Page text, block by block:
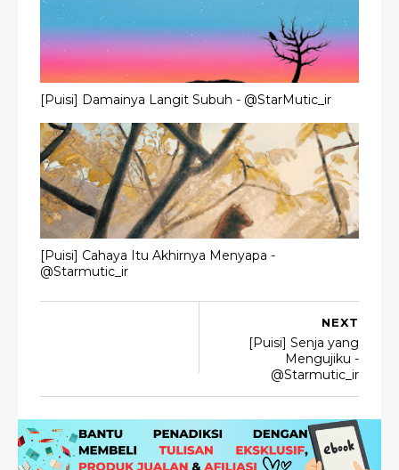
[Puisi] Damainya Langit Subuh - @StarMutic_ir
[Puisi] Cahaya Itu Akhirnya Menyapa -
@Starmutic_ir
NEXT
[Puisi] Senja yang
Mengujiku -
@Starmutic_ir